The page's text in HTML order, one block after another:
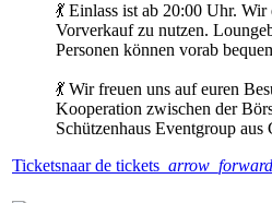
💃 Einlass ist ab 20:00 Uhr.
Vorverkauf zu nutzen.
Personen können vorab
💃 Wir freuen uns auf euren
Kooperation zwischen der
Schützenhaus Eventgroup aus
Ticketsnaar de tickets